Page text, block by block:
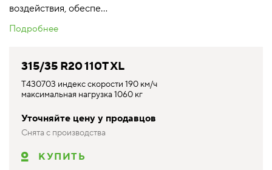
воздействия, обеспе...
Подробнее
315/35 R20 110T XL
T430703 индекс скорости 190 км/ч
максимальная нагрузка 1060 кг
Уточняйте цену у продавцов
Снята с производства
КУПИТЬ